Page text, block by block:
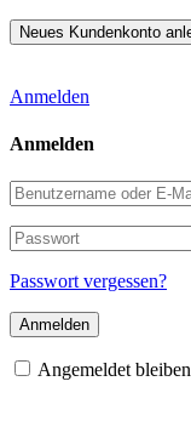
Anmelden
Anmelden
Benutzername
oder
E-
Mail-
Adresse
Passwort
Passwort vergessen?
Angemeldet bleiben